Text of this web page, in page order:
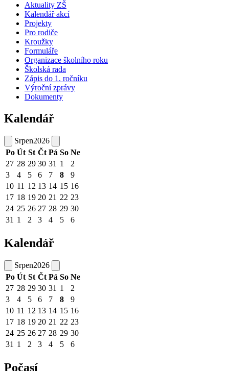
Aktuality ZŠ
Kalendář akcí
Projekty
Pro rodiče
Kroužky
Formuláře
Organizace školního roku
Školská rada
Zápis do 1. ročníku
Výroční zprávy
Dokumenty
Kalendář
Srpen2026
Po Út St Čt Pá So Ne
27 28 29 30 31 1
2
3
4 5 6 7 8
9
10 11 12 13 14 15 16
17 18 19 20 21 22 23
24 25 26 27 28 29 30
31 1 2 3 4 5 6
Kalendář
Srpen2026
Po Út St Čt Pá So Ne
27 28 29 30 31 1
2
3
4 5 6 7 8
9
10 11 12 13 14 15 16
17 18 19 20 21 22 23
24 25 26 27 28 29 30
31 1 2 3 4 5 6
Počasí